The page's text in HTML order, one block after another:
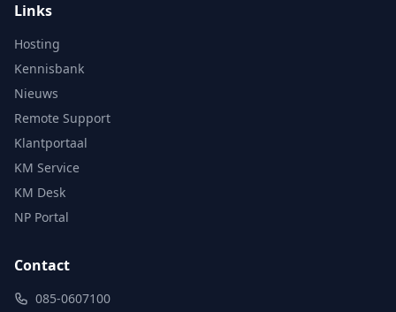
Links
Hosting
Kennisbank
Nieuws
Remote Support
Klantportaal
KM Service
KM Desk
NP Portal
Contact
085-0607100